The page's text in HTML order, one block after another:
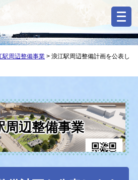
駅周辺整備事業 > 浪江駅周辺整備計画を公表し
周辺整備事業